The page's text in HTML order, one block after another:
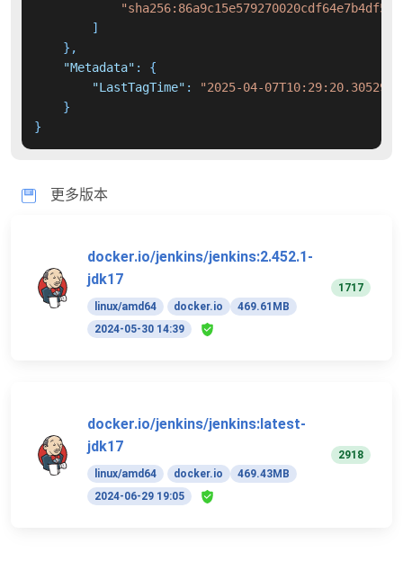
]
} ,
"Metadata" :
{
"LastTagTime" :
"2025-04-
}
}
更多版本
docker.io/jenkins/jenkins:2.452.1-
jdk17
linux/amd64 docker.io
469.61MB
2024-05-30 14:39
1717
docker.io/jenkins/jenkins:latest-
jdk17
linux/amd64 docker.io
469.43MB
2024-06-29 19:05
2918